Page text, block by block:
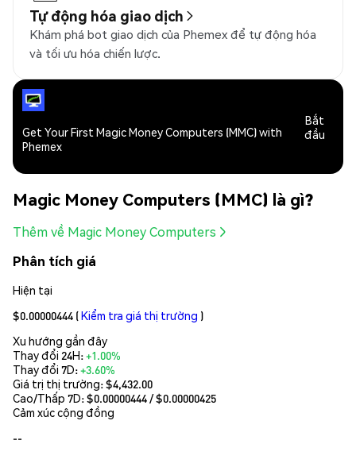
Tự động hóa giao dịch
Khám phá bot giao dịch của Phemex để tự động hóa
và tối ưu hóa chiến lược.
Get Your First Magic Money Computers (MMC) with
Phemex
Bắt
đầu
Magic Money Computers (MMC) là gì?
Thêm về Magic Money Computers
Phân tích giá
Hiện tại
$0.00000444 (Kiểm tra giá thị trường )
Xu hướng gần đây
Thay đổi 24H:+1.00%
Thay đổi 7D:+3.60%
Giá trị thị trường:$4,432.00
Cao/Thấp 7D: $0.00000444/ $0.00000425
Cảm xúc cộng đồng
--